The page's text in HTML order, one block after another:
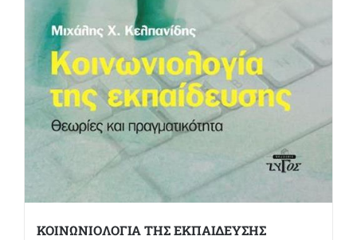
ΚΟΙΝΩΝΙΟΛΟΓΙΑ ΤΗΣ ΕΚΠΑΙΔΕΥΣΗΣ